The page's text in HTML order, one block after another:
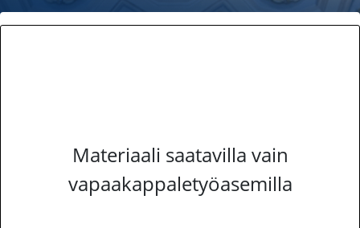
Materiaali saatavilla vain
vapaakappaletyöasemilla